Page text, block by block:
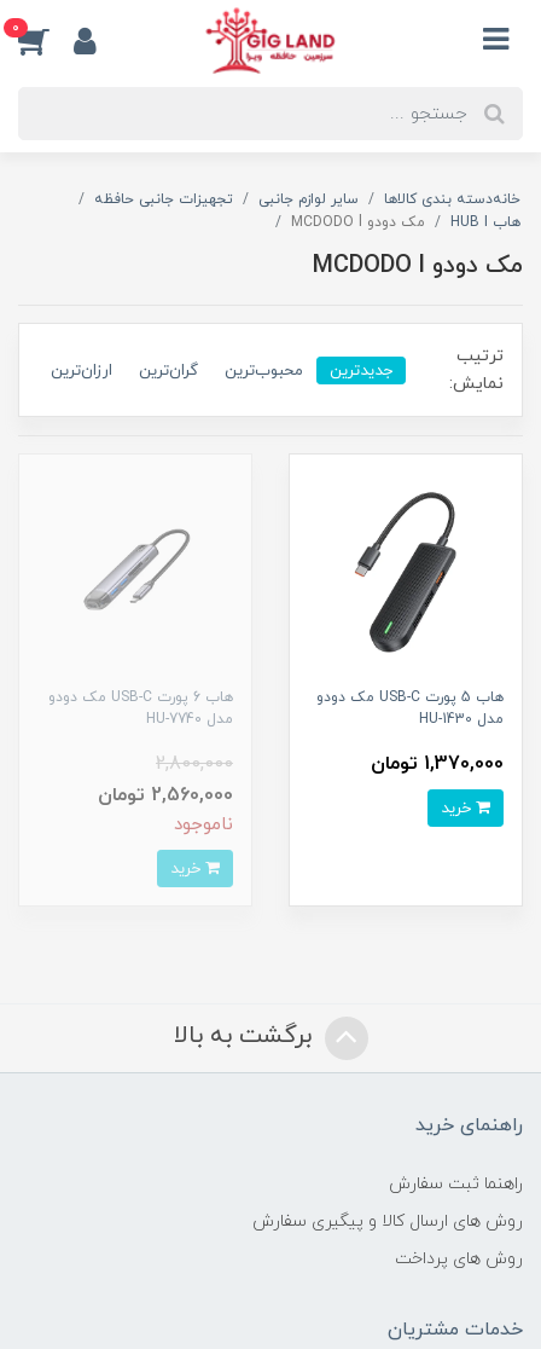
0
خانهدسته بندی کالاها سایر لوازم جانبی
تجهیزات جانبی حافظه
هاب HUB I
مک دودو MCDODO l
مک دودو MCDODO l
ترتیب
نمایش:
جدیدترین محبوب‌ترین گران‌ترین ارزان‌ترین
هاب 5 پورت USB-C مک دودو
مدل HU-1430
1,370,000 تومان
هاب 6 پورت USB-C مک دودو
مدل HU-7740
2,800,000
2,560,000 تومان
ناموجود
برگشت به بالا
راهنمای خرید
راهنما ثبت سفارش
روش های ارسال کالا و پیگیری سفارش
روش های پرداخت
خدمات مشتریان